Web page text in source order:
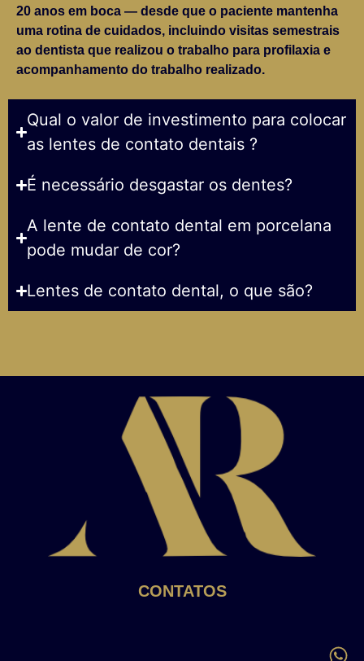
20 anos em boca — desde que o paciente mantenha
uma rotina de cuidados, incluindo visitas semestrais
ao dentista que realizou o trabalho para profilaxia e
acompanhamento do trabalho realizado.
Qual o valor de investimento para colocar
as lentes de contato dentais ?
É necessário desgastar os dentes?
A lente de contato dental em porcelana
pode mudar de cor?
Lentes de contato dental, o que são?
CONTATOS